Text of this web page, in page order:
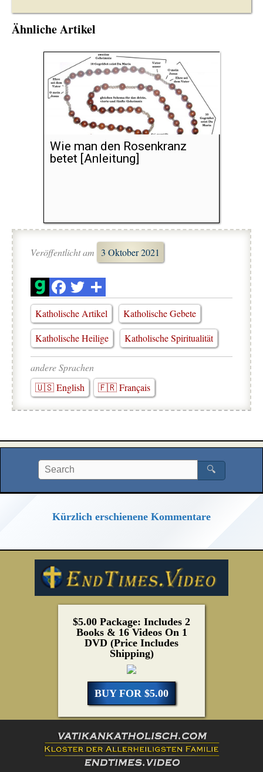
Ähnliche Artikel
Wie man den Rosenkranz
betet [Anleitung]
Veröffentlicht am 3 Oktober 2021
Katholische Artikel
Katholische Gebete
Katholische Heilige
Katholische Spiritualität
andere Sprachen
🇺🇸 English
🇫🇷 Français
🔍
Kürzlich erschienene Kommentare
$5.00 Package: Includes 2
Books & 16 Videos On 1
DVD (Price Includes
Shipping)
BUY FOR $5.00